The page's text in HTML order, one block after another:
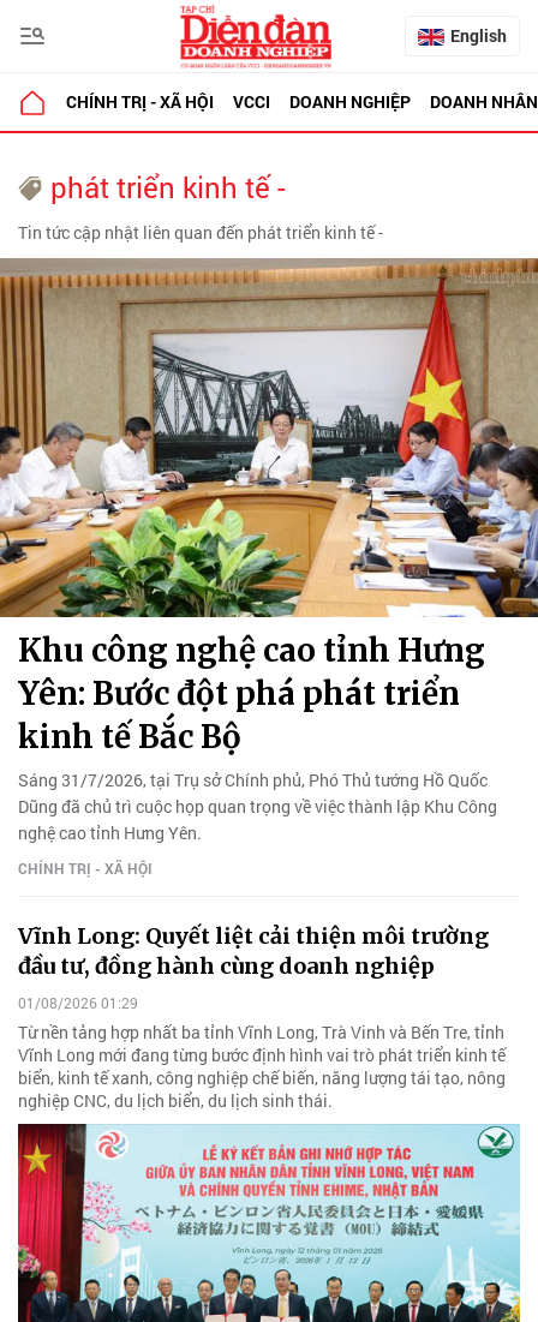
English
CHÍNH TRỊ - XÃ HỘI VCCI DOANH NGHIỆP DOANH NHÂN
phát triển kinh tế -
Tin tức cập nhật liên quan đến phát triển kinh tế -
Khu công nghệ cao tỉnh Hưng
Yên: Bước đột phá phát triển
kinh tế Bắc Bộ
Sáng 31/7/2026, tại Trụ sở Chính phủ, Phó Thủ tướng Hồ Quốc
Dũng đã chủ trì cuộc họp quan trọng về việc thành lập Khu Công
nghệ cao tỉnh Hưng Yên.
CHÍNH TRỊ - XÃ HỘI
Vĩnh Long: Quyết liệt cải thiện môi trường
đầu tư, đồng hành cùng doanh nghiệp
01/08/2026 01:29
Từ nền tảng hợp nhất ba tỉnh Vĩnh Long, Trà Vinh và Bến Tre, tỉnh
Vĩnh Long mới đang từng bước định hình vai trò phát triển kinh tế
biển, kinh tế xanh, công nghiệp chế biến, năng lượng tái tạo, nông
nghiệp CNC, du lịch biển, du lịch sinh thái.